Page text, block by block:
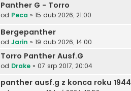
Panther G - Torro
od Peca » 15 dub 2026, 21:00
Bergepanther
od Jarin » 19 dub 2026, 14:00
Torro Panther Ausf.G
od Drake » 07 srp 2017, 20:04
panther ausf.g z konca roku 1944